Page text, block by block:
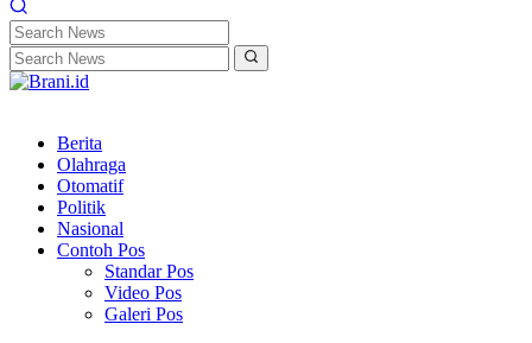
Berita
Olahraga
Otomatif
Politik
Nasional
Contoh Pos
Standar Pos
Video Pos
Galeri Pos